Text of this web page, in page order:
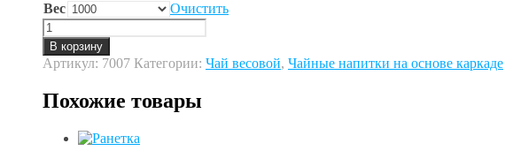
Вес
Очистить
Количество
товара
Вишневый
пунш
В корзину
Артикул: 7007 Категории: Чай весовой, Чайные напитки на основе каркаде
Похожие товары